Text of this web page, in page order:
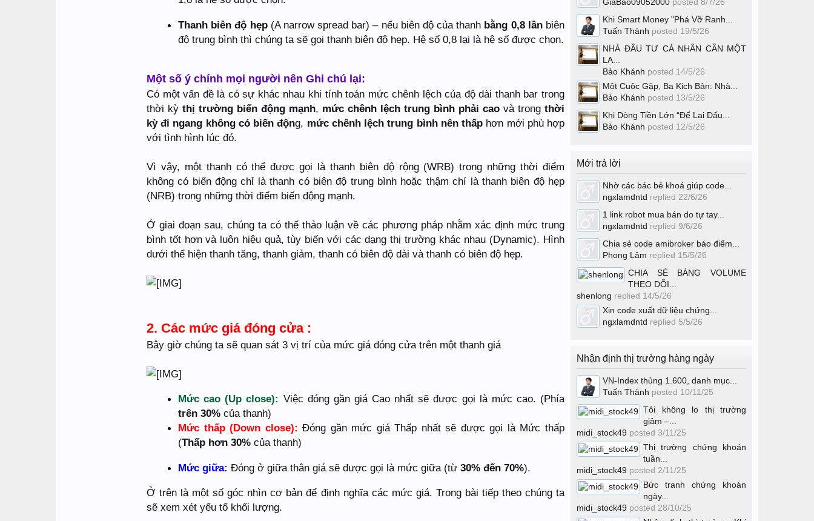
Thanh biên độ hẹp(A narrow spread bar) – nếu biên độ của thanh bằng 0,8 lầnbiên
độ trung bình thì chúng ta sẽ gọi thanh biên độ hẹp. Hệ số 0,8 lại là hệ số được chọn.
Một số ý chính mọi người nên Ghi chú lại:
Có một vấn đề là có sự khác nhau khi tính toán mức chênh lệch của độ dài thanh bar trong
thời kỳ thị trường biến động mạnh, mức chênh lệch trung bình phải cao và trong thời
kỳ đi ngang không có biến động, mức chênh lệch trung bình nên thấp hơn mới phù hợp
với tình hình lúc đó.
Vì vậy, một thanh có thể được gọi là thanh biên độ rộng (WRB) trong những thời điểm
không có biến động chỉ là thanh có biên độ trung bình hoặc thậm chí là thanh biên độ hẹp
(NRB) trong những thời điểm biến động mạnh.
Ở giai đoạn sau, chúng ta có thể thảo luận về các phương pháp nhằm xác định mức trung
bình tốt hơn và luôn hiệu quả, tùy biến với các dạng thị trường khác nhau (Dynamic). Hình
dưới thể hiện thanh tăng, thanh giảm, thanh có biên độ dài và thanh có biên độ hẹp.
2. Các mức giá đóng cửa :
Bây giờ chúng ta sẽ quan sát 3 vị trí của mức giá đóng cửa trên một thanh giá
Mức cao (Up close): Việc đóng gần giá Cao nhất sẽ được gọi là mức cao. (Phía
trên 30% của thanh)
Mức thấp (Down close): Đóng gần mức giá Thấp nhất sẽ được gọi là Mức thấp
(Thấp hơn 30% của thanh)
Mức giữa: Đóng ở giữa thân giá sẽ được gọi là mức giữa (từ 30% đến 70%).
Ở trên là một số góc nhìn cơ bản để định nghĩa các mức giá. Trong bài tiếp theo chúng ta
sẽ xem xét yếu tố khối lượng.
Khi Smart Money "Phá Vỡ Ranh...
Tuấn Thành posted 19/5/26
NHÀ ĐẦU TƯ CÁ NHÂN CẦN MỘT
LA...
Bảo Khánh posted 14/5/26
Một Cuộc Gặp, Ba Kịch Bản: Nhà...
Bảo Khánh posted 13/5/26
Khi Dòng Tiền Lớn “Để Lại Dấu...
Bảo Khánh posted 12/5/26
Mới trả lời
Nhờ các bác bẻ khoá giúp code...
ngxlamdntd replied 22/6/26
1 link robot mua bán do tự tay...
ngxlamdntd replied 9/6/26
Chia sẻ code amibroker báo điểm...
Phong Lâm replied 15/5/26
CHIA SẺ BẢNG VOLUME
THEO DÕI...
shenlong replied 14/5/26
Xin code xuất dữ liệu chứng...
ngxlamdntd replied 5/5/26
Nhận định thị trường hàng ngày
VN-Index thủng 1.600, danh mục...
Tuấn Thành posted 10/11/25
Tôi không lo thị trường
giảm –...
midi_stock49 posted 3/11/25
Thị trường chứng khoán
tuần...
midi_stock49 posted 2/11/25
Bức tranh chứng khoán
ngày...
midi_stock49 posted 28/10/25